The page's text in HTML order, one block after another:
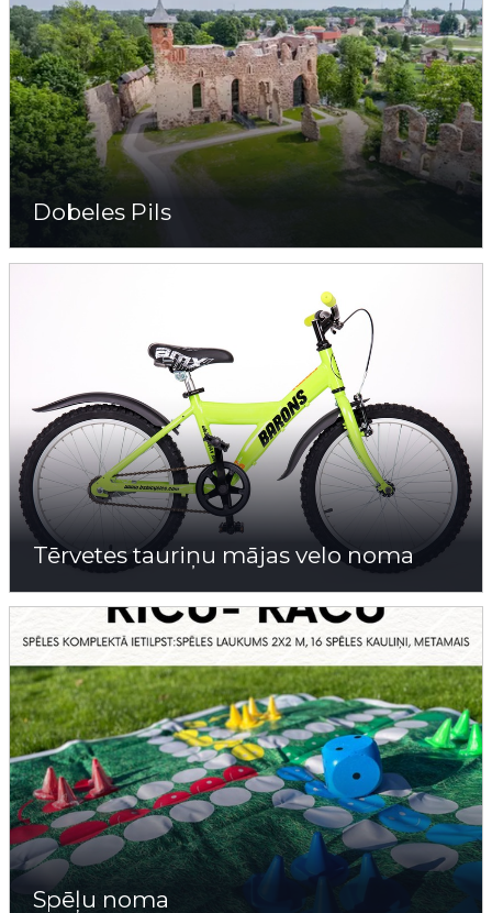
Dobeles Pils
Tērvetes tauriņu mājas velo noma
Spēļu noma